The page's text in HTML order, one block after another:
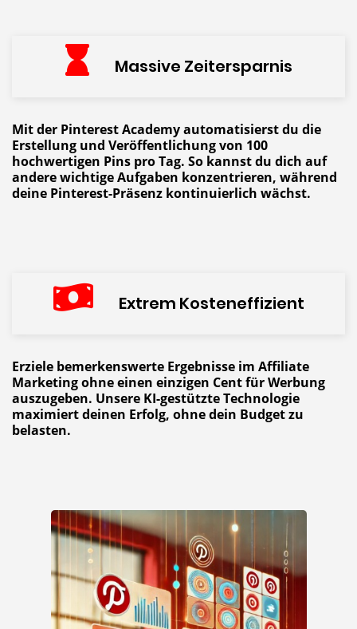
Massive Zeitersparnis
Mit der Pinterest Academy automatisierst du die
Erstellung und Veröffentlichung von 100
hochwertigen Pins pro Tag. So kannst du dich auf
andere wichtige Aufgaben konzentrieren, während
deine Pinterest-Präsenz kontinuierlich wächst.
Extrem Kosteneffizient
Erziele bemerkenswerte Ergebnisse im Affiliate
Marketing ohne einen einzigen Cent für Werbung
auszugeben. Unsere KI-gestützte Technologie
maximiert deinen Erfolg, ohne dein Budget zu
belasten.